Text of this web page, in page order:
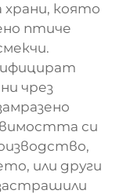
която
птиче
чрез
си
или други